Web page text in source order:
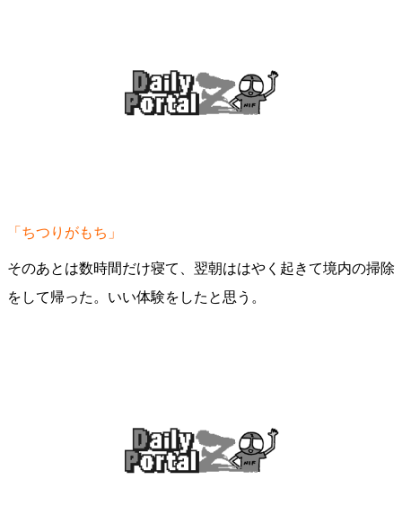
「ちつりがもち」
そのあとは数時間だけ寝て、翌朝ははやく起きて境内の掃除
をして帰った。いい体験をしたと思う。